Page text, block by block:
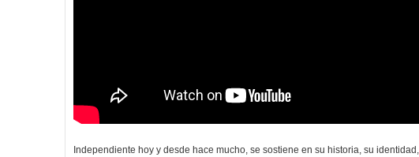
Independiente hoy y desde hace mucho, se sostiene en su historia, su